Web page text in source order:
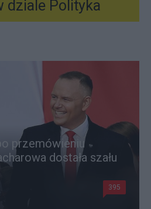
dziale Polityka
przemówieniu
dostała szału
395